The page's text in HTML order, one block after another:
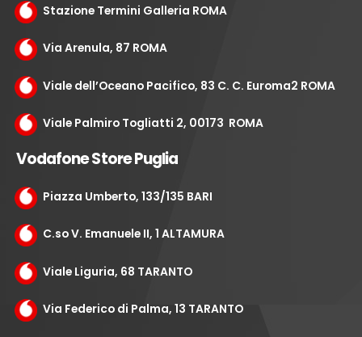
Stazione Termini Galleria ROMA
Via Arenula, 87 ROMA
Viale dell’Oceano Pacifico, 83 C. C. Euroma2 ROMA
Viale Palmiro Togliatti 2, 00173 ROMA
Vodafone Store Puglia
Piazza Umberto, 133/135 BARI
C.so V. Emanuele II, 1 ALTAMURA
Viale Liguria, 68 TARANTO
Via Federico di Palma, 13 TARANTO